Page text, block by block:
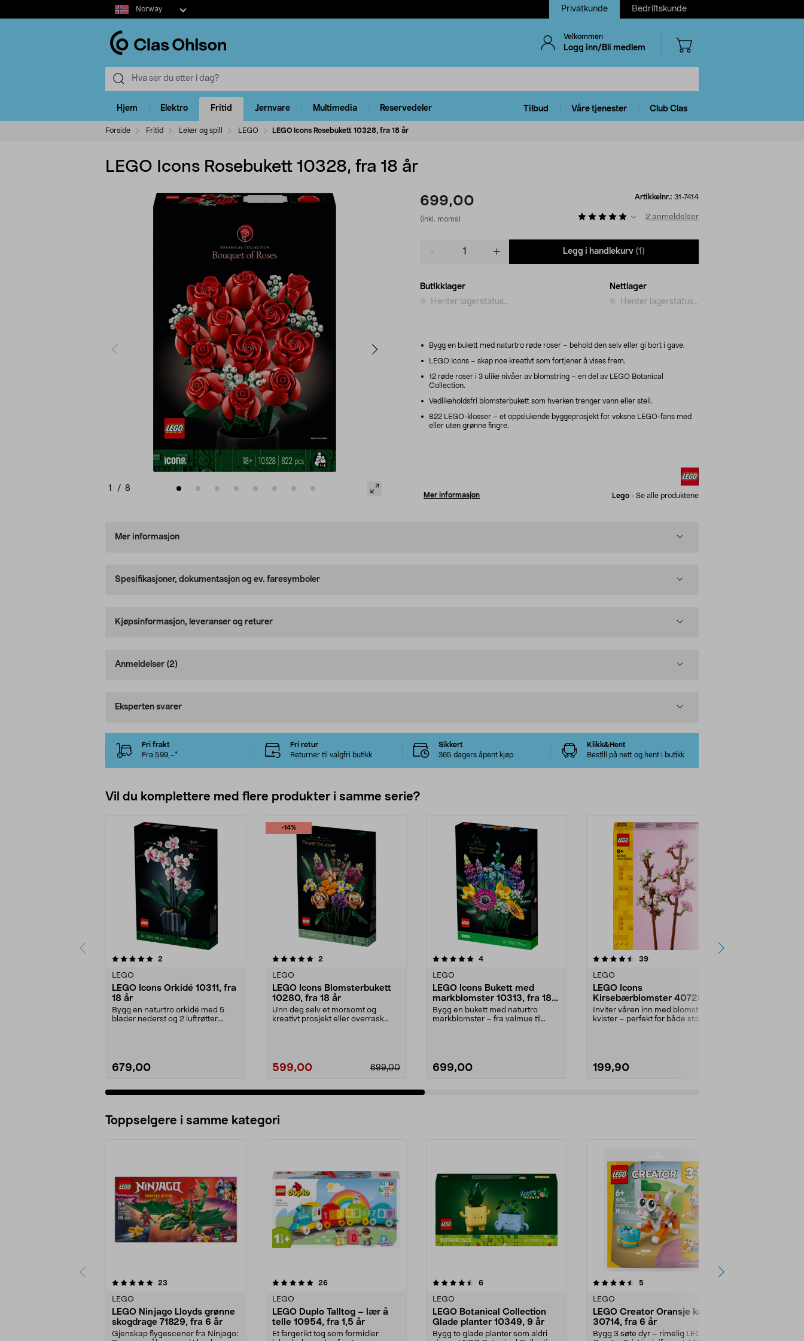
Select
market
Norway Privatkunde Bedriftskunde
Velkommen
Logg inn/Bli medlem
Hjem Elektro Fritid Jernvare Multimedia Reservedeler Tilbud Våre tjenester Club Clas
Forside Fritid Leker og spill LEGO LEGO Icons Rosebukett 10328, fra 18 år
LEGO Icons Rosebukett 10328, fra 18 år
1 / 8
699,00
(inkl. moms)
Artikkelnr.: 31-7414
2 anmeldelser
Legg i handlekurv (1)
Butikklager
Henter lagerstatus...
Nettlager
Henter lagerstatus...
Bygg en bukett med naturtro røde roser – behold den selv eller gi bort i gave.
LEGO Icons – skap noe kreativt som fortjener å vises frem.
12 røde roser i 3 ulike nivåer av blomstring – en del av LEGO Botanical
Collection.
Vedlikeholdsfri blomsterbukett som hverken trenger vann eller stell.
822 LEGO-klosser – et oppslukende byggeprosjekt for voksne LEGO-fans med
eller uten grønne fingre.
Mer informasjon Lego - Se alle produktene
Mer informasjon
Spesifikasjoner, dokumentasjon og ev. faresymboler
Kjøpsinformasjon, leveranser og returer
Anmeldelser (2)
Eksperten svarer
Fri frakt
Fra 599,–*
Fri retur
Returner til valgfri butikk
Sikkert
365 dagers åpent kjøp
Klikk&Hent
Bestill på nett og hent i butikk
Vil du komplettere med flere produkter i samme serie?
2
LEGO
LEGO Icons Orkidé 10311, fra
18 år
Bygg en naturtro orkidé med 5
blader nederst og 2 luftrøtter.
679,00
-14%
5.0av 5 stjerner 2
LEGO
LEGO Icons Blomsterbukett
10280, fra 18 år
Unn deg selv et morsomt og
kreativt prosjekt eller overrask
699,00
599,00
5.0av 5 stjerner 4anmeldelser
LEGO
LEGO Icons Bukett med
markblomster 10313, fra 18
år
Bygg en bukett med naturtro
markblomster – fra valmue til
699,00
4.5av 5 stjerner 39anmeldelser
LEGO
LEGO Icons
Kirsebærblomster 40725, fra
8 år
Inviter våren inn med blomstrende
kvister – perfekt for både store og
199,90
5.0av 5 stjerner
Toppselgere i samme kategori
23
LEGO
LEGO Ninjago Lloyds grønne
skogdrage 71829, fra 6 år
Gjenskap flygescener fra Ninjago:
5.0 av 5 stjerner 26anmeldelser
LEGO
LEGO Duplo Talltog – lær å
telle 10954, fra 1,5 år
Et fargerikt tog som formidler
4.5 av 5 stjerner 6anmeldelser
LEGO
LEGO Botanical Collection
Glade planter 10349, 9 år
Bygg to glade planter som aldri
4.5 av 5 stjerner 5anmeldelser
LEGO
LEGO Creator Oransje katt
30714, fra 6 år
Bygg 3 søte dyr – rimelig LEGO
0.0 av 5 stjerner